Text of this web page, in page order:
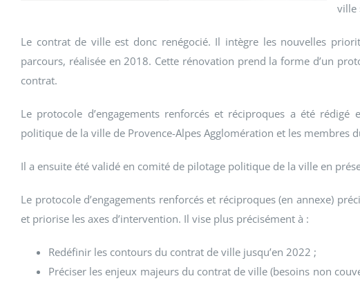
ville
Le contrat de ville est donc renégocié. Il intègre les nouvelles
parcours, réalisée en 2018. Cette rénovation prend la forme d’un
contrat.
Le protocole d’engagements renforcés et réciproques a été
politique de la ville de Provence-Alpes Agglomération et les membres
Il a ensuite été validé en comité de pilotage politique de la ville en
Le protocole d’engagements renforcés et réciproques (en annexe)
et priorise les axes d’intervention. Il vise plus précisément à :
Redéfinir les contours du contrat de ville jusqu’en 2022 ;
Préciser les enjeux majeurs du contrat de ville (besoins non